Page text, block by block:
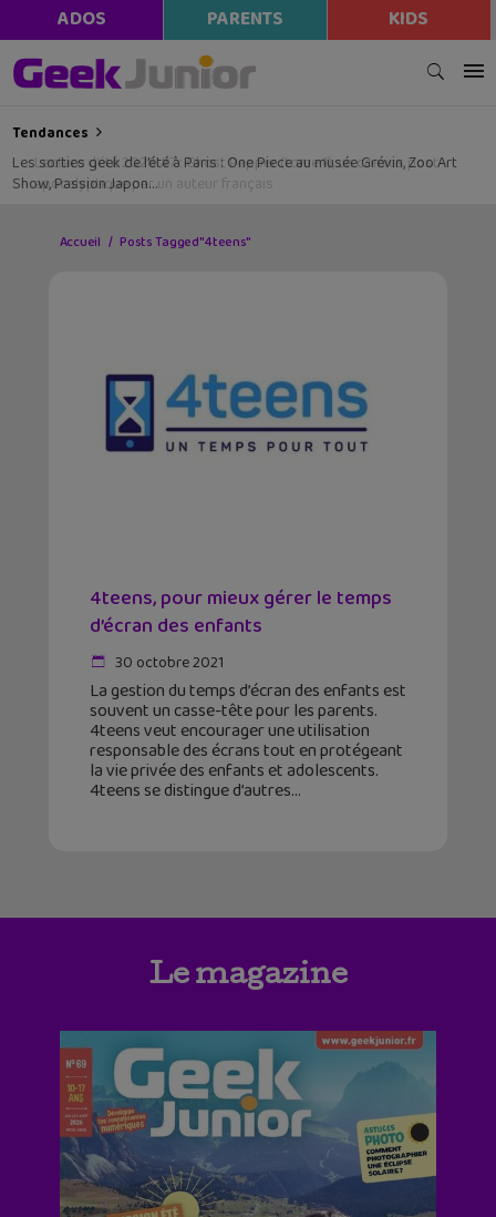
ADOS PARENTS KIDS
Tendances
Les sorties geek de l’été à Paris : One Piece au musée Grévin, Zoo Art
Show, Passion Japon…
Accueil Posts Tagged "4teens"
4teens, pour mieux gérer le temps
d’écran des enfants
30 octobre 2021
La gestion du temps d’écran des enfants est
souvent un casse-tête pour les parents.
4teens veut encourager une utilisation
responsable des écrans tout en protégeant
la vie privée des enfants et adolescents.
4teens se distingue d’autres
Le magazine